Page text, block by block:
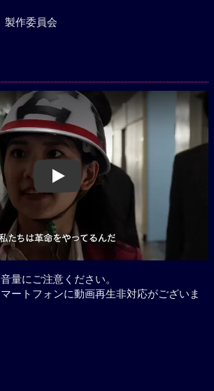
製作委員会
Play
量にご注意ください。
ートフォンに動画再生非対応がございま